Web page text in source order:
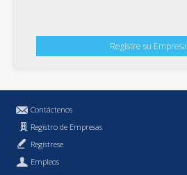
Registre su Empresa
Contáctenos
Registro de Empresas
Regístrese
Empleos